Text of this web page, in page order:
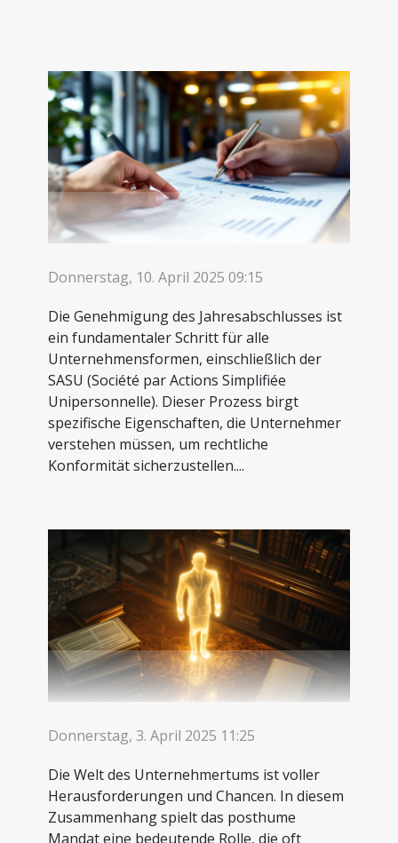
Donnerstag, 10. April 2025 09:15
Die Genehmigung des Jahresabschlusses ist
ein fundamentaler Schritt für alle
Unternehmensformen, einschließlich der
SASU (Société par Actions Simplifiée
Unipersonnelle). Dieser Prozess birgt
spezifische Eigenschaften, die Unternehmer
verstehen müssen, um rechtliche
Konformität sicherzustellen....
Donnerstag, 3. April 2025 11:25
Die Welt des Unternehmertums ist voller
Herausforderungen und Chancen. In diesem
Zusammenhang spielt das posthume
Mandat eine bedeutende Rolle, die oft